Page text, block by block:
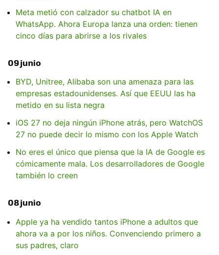
Meta metió con calzador su chatbot IA en
WhatsApp. Ahora Europa lanza una orden: tienen
cinco días para abrirse a los rivales
09 junio
BYD, Unitree, Alibaba son una amenaza para las
empresas estadounidenses. Así que EEUU las ha
metido en su lista negra
iOS 27 no deja ningún iPhone atrás, pero WatchOS
27 no puede decir lo mismo con los Apple Watch
No eres el único que piensa que la IA de Google es
cómicamente mala. Los desarrolladores de Google
también lo creen
08 junio
Apple ya ha vendido tantos iPhone a adultos que
ahora va a por los niños. Convenciendo primero a
sus padres, claro